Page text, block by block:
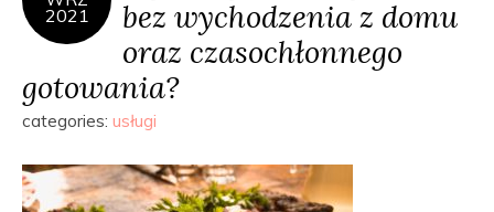
2021
bez wychodzenia z domu
oraz czasochłonnego
gotowania?
categories: usługi